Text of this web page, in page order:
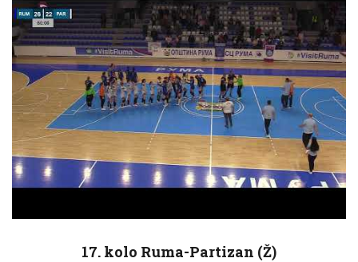
17. kolo Ruma-Partizan (Ž)